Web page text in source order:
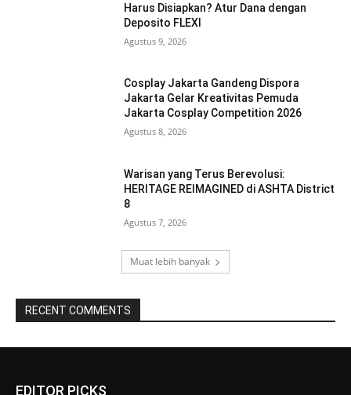
Harus Disiapkan? Atur Dana dengan
Deposito FLEXI
Agustus 9, 2026
Cosplay Jakarta Gandeng Dispora
Jakarta Gelar Kreativitas Pemuda
Jakarta Cosplay Competition 2026
Agustus 8, 2026
Warisan yang Terus Berevolusi:
HERITAGE REIMAGINED di ASHTA District
8
Agustus 7, 2026
Muat lebih banyak
RECENT COMMENTS
EDITOR PICKS